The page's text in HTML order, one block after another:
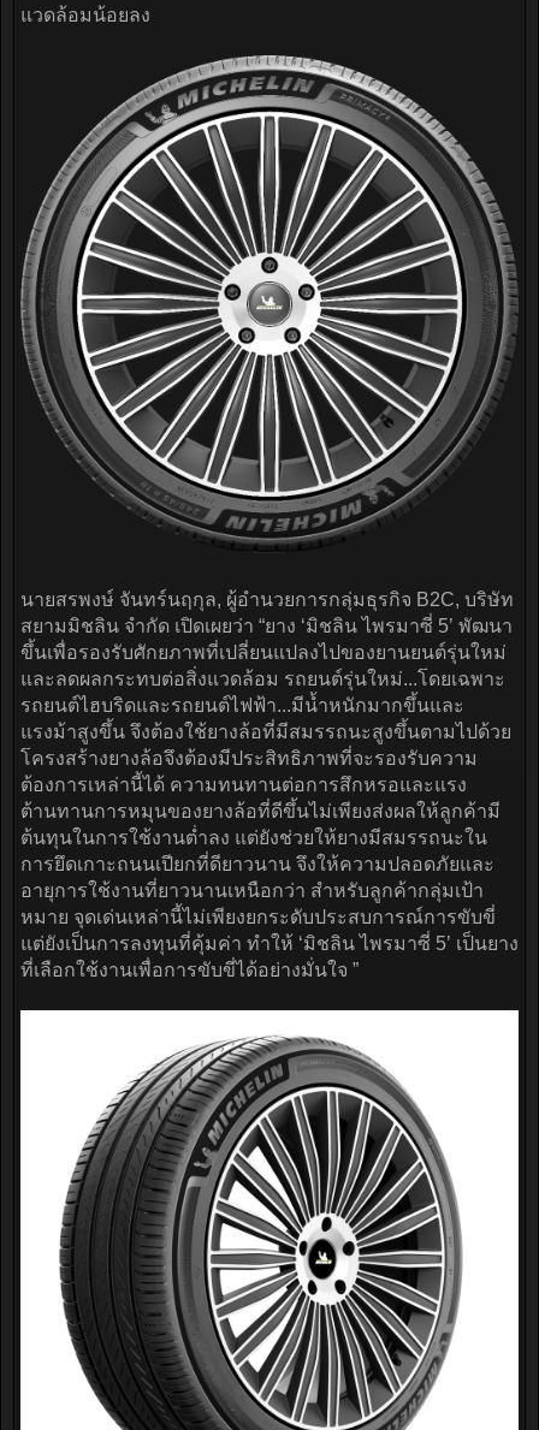
แวดล้อมน้อยลง
นายสรพงษ์ จันทร์นฤกุล, ผู้อำนวยการกลุ่มธุรกิจ B2C, บริษัท
สยามมิชลิน จำกัด เปิดเผยว่า “ยาง ‘มิชลิน ไพรมาซี่ 5’ พัฒนา
ขึ้นเพื่อรองรับศักยภาพที่เปลี่ยนแปลงไปของยานยนต์รุ่นใหม่
และลดผลกระทบต่อสิ่งแวดล้อม รถยนต์รุ่นใหม่...โดยเฉพาะ
รถยนต์ไฮบริดและรถยนต์ไฟฟ้า...มีน้ำหนักมากขึ้นและ
แรงม้าสูงขึ้น จึงต้องใช้ยางล้อที่มีสมรรถนะสูงขึ้นตามไปด้วย
โครงสร้างยางล้อจึงต้องมีประสิทธิภาพที่จะรองรับความ
ต้องการเหล่านี้ได้ ความทนทานต่อการสึกหรอและแรง
ต้านทานการหมุนของยางล้อที่ดีขึ้นไม่เพียงส่งผลให้ลูกค้ามี
ต้นทุนในการใช้งานต่ำลง แต่ยังช่วยให้ยางมีสมรรถนะใน
การยึดเกาะถนนเปียกที่ดียาวนาน จึงให้ความปลอดภัยและ
อายุการใช้งานที่ยาวนานเหนือกว่า สำหรับลูกค้ากลุ่มเป้า
หมาย จุดเด่นเหล่านี้ไม่เพียงยกระดับประสบการณ์การขับขี่
แต่ยังเป็นการลงทุนที่คุ้มค่า ทำให้ ‘มิชลิน ไพรมาซี่ 5’ เป็นยาง
ที่เลือกใช้งานเพื่อการขับขี่ได้อย่างมั่นใจ ”